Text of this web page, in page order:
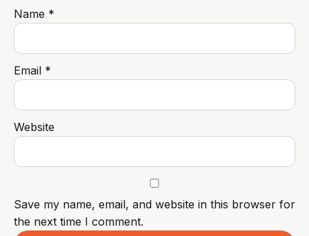
Name *
Email *
Website
Save my name, email, and website in this browser for
the next time I comment.